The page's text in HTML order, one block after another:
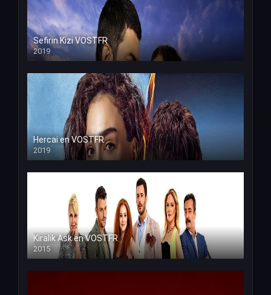
Sefirin Kizi VOSTFR
2019
Hercai en VOSTFR
2019
Kiralik Ask en VOSTFR
2015